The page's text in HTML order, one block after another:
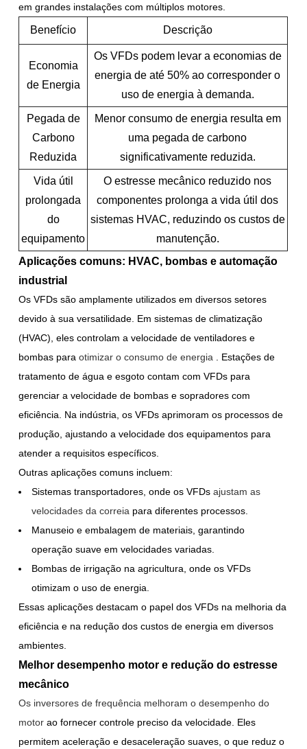
em grandes instalações com múltiplos motores.
Benefício Descrição
Economia
de Energia
Os VFDs podem levar a economias de
energia de até 50% ao corresponder o
uso de energia à demanda.
Pegada de
Carbono
Reduzida
Menor consumo de energia resulta em
uma pegada de carbono
significativamente reduzida.
Vida útil
prolongada
do
equipamento
O estresse mecânico reduzido nos
componentes prolonga a vida útil dos
sistemas HVAC, reduzindo os custos de
manutenção.
Aplicações comuns: HVAC, bombas e automação
industrial
Os VFDs são amplamente utilizados em diversos setores
devido à sua versatilidade. Em sistemas de climatização
(HVAC), eles controlam a velocidade de ventiladores e
bombas para otimizar o consumo de energia
. Estações de
tratamento de água e esgoto contam com VFDs para
gerenciar a velocidade de bombas e sopradores com
eficiência. Na indústria, os VFDs aprimoram os processos de
produção, ajustando a velocidade dos equipamentos para
atender a requisitos específicos.
Outras aplicações comuns incluem:
Sistemas transportadores, onde os VFDs ajustam as
velocidades da correia para diferentes processos.
Manuseio e embalagem de materiais, garantindo
operação suave em velocidades variadas.
Bombas de irrigação na agricultura, onde os VFDs
otimizam o uso de energia.
Essas aplicações destacam o papel dos VFDs na melhoria da
eficiência e na redução dos custos de energia em diversos
ambientes.
Melhor desempenho motor e redução do estresse
mecânico
Os inversores de frequência melhoram o desempenho do
motor ao fornecer controle preciso da velocidade. Eles
permitem aceleração e desaceleração suaves, o que reduz o